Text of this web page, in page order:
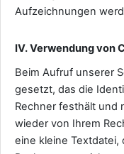
Aufzeichnungen
IV. Verwendung von
Beim Aufruf unserer
gesetzt, das die
Rechner festhält und
wieder von Ihrem
eine kleine Textdatei,